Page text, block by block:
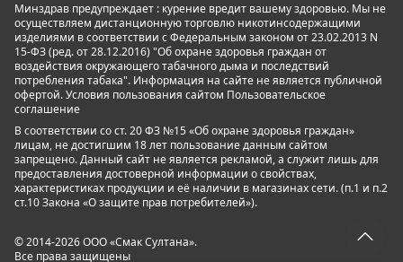
Минздрав предупреждает : курение вредит вашему здоровью. Мы не
осуществляем дистанционную торговлю никотинсодержащими
изделиями в соответствии с Федеральным законом от 23.02.2013 N
15-ФЗ (ред. от 28.12.2016) "Об охране здоровья граждан от
воздействия окружающего табачного дыма и последствий
потребления табака". Информация на сайте не является публичной
офертой. Условия пользования сайтом Пользовательское
соглашение
В соответствии со ст. 20 ФЗ №15 «Об охране здоровья граждан»
лицам, не достигшим 18 лет пользование данным сайтом
запрещено. Данный сайт не является рекламой, а служит лишь для
предоставления достоверной информации о свойствах,
характеристиках продукции и её наличии в магазинах сети. (п.1 и п.2
ст.10 Закона «О защите прав потребителей»).
© 2014-2026 ООО «Смак Султана».
Все права защищены